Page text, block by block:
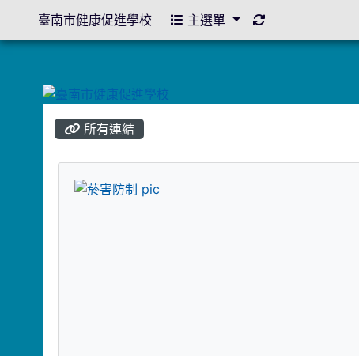
所有連結
title:菸害防制
臺南市健康促進學校 主選單 重新取得佈景設定